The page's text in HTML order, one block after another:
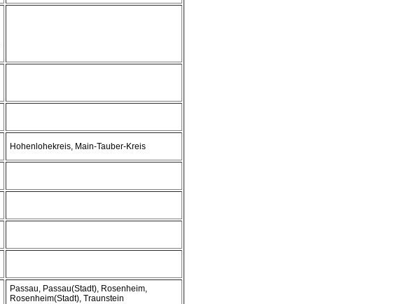
Hohenlohekreis, Main-Tauber-Kreis
Passau, Passau(Stadt), Rosenheim,
Rosenheim(Stadt), Traunstein